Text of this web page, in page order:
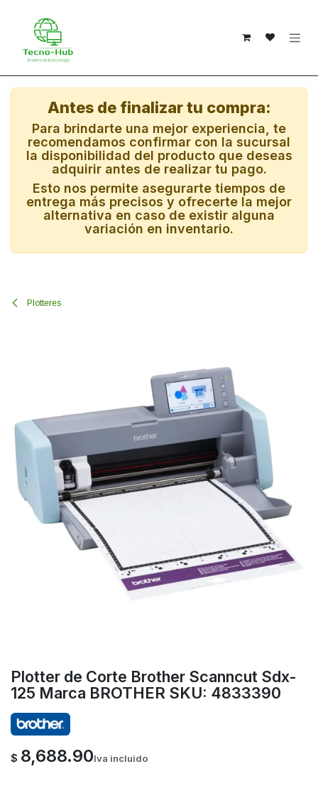
Antes de finalizar tu compra:
Para brindarte una mejor experiencia, te
recomendamos confirmar con la sucursal
la disponibilidad del producto que deseas
adquirir antes de realizar tu pago.
Esto nos permite asegurarte tiempos de
entrega más precisos y ofrecerte la mejor
alternativa en caso de existir alguna
variación en inventario.
Plotteres
Plotter de Corte Brother Scanncut Sdx-
125 Marca BROTHER SKU: 4833390
$ 8,688.90Iva incluido